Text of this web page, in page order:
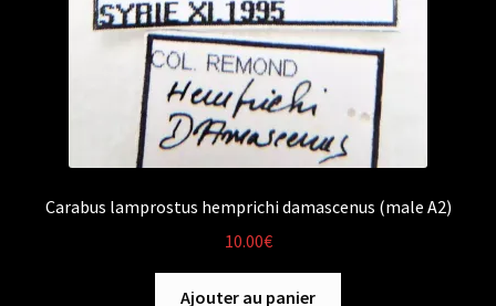
Carabus lamprostus hemprichi damascenus (male A2)
10.00€
Ajouter au panier